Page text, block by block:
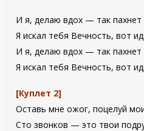
И я, делаю вдох — так пахнет
Я искал тебя Вечность, вот
И я, делаю вдох — так пахнет
Я искал тебя Вечность, вот
[Куплет 2]
Оставь мне ожог, поцелуй
Сто звонков — это твои